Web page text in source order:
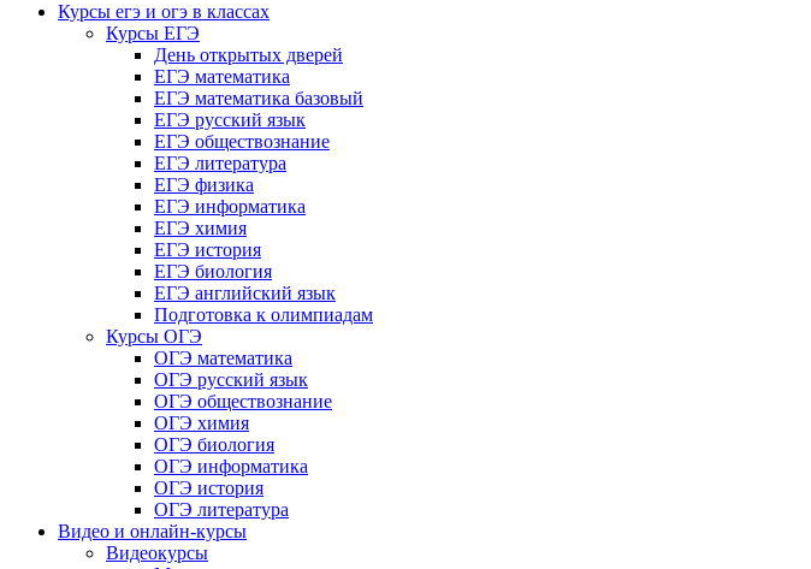
Курсы егэ и огэ в классах
Курсы ЕГЭ
День открытых дверей
ЕГЭ математика
ЕГЭ математика базовый
ЕГЭ русский язык
ЕГЭ обществознание
ЕГЭ литература
ЕГЭ физика
ЕГЭ информатика
ЕГЭ химия
ЕГЭ история
ЕГЭ биология
ЕГЭ английский язык
Подготовка к олимпиадам
Курсы ОГЭ
ОГЭ математика
ОГЭ русский язык
ОГЭ обществознание
ОГЭ химия
ОГЭ биология
ОГЭ информатика
ОГЭ история
ОГЭ литература
Видео и онлайн-курсы
Видеокурсы